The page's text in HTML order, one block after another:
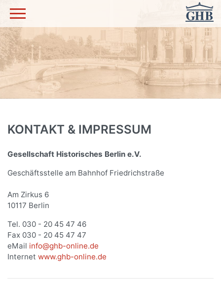
KONTAKT & IMPRESSUM
Gesellschaft Historisches Berlin e.V.
Geschäftsstelle am Bahnhof Friedrichstraße
Am Zirkus 6
10117 Berlin
Tel. 030 - 20 45 47 46
Fax 030 - 20 45 47 47
eMail info@ghb-online.de
Internet www.ghb-online.de